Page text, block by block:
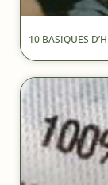
10 BASIQUES